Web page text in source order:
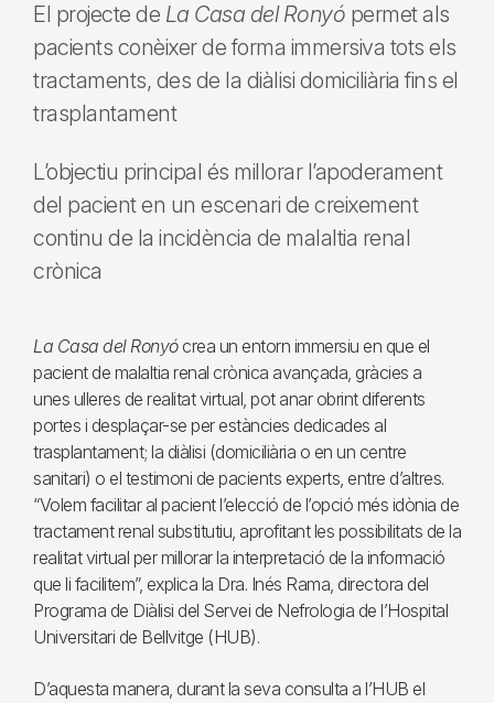
El projecte de La Casa del Ronyó permet als
pacients conèixer de forma immersiva tots els
tractaments, des de la diàlisi domiciliària fins el
trasplantament
L’objectiu principal és millorar l’apoderament
del pacient en un escenari de creixement
continu de la incidència de malaltia renal
crònica
La Casa del Ronyócrea un entorn immersiu en que el
pacient de malaltia renal crònica avançada, gràcies a
unes ulleres de realitat virtual, pot anar obrint diferents
portes i desplaçar-se per estàncies dedicades al
trasplantament; la diàlisi (domiciliària o en un centre
sanitari) o el testimoni de pacients experts, entre d’altres.
“Volem facilitar al pacient l’elecció de l’opció més idònia de
tractament renal substitutiu, aprofitant les possibilitats de la
realitat virtual per millorar la interpretació de la informació
que li facilitem”, explica la Dra. Inés Rama, directora del
Programa de Diàlisi del Servei de Nefrologia de l’Hospital
Universitari de Bellvitge (HUB).
D’aquesta manera, durant la seva consulta a l’HUB el